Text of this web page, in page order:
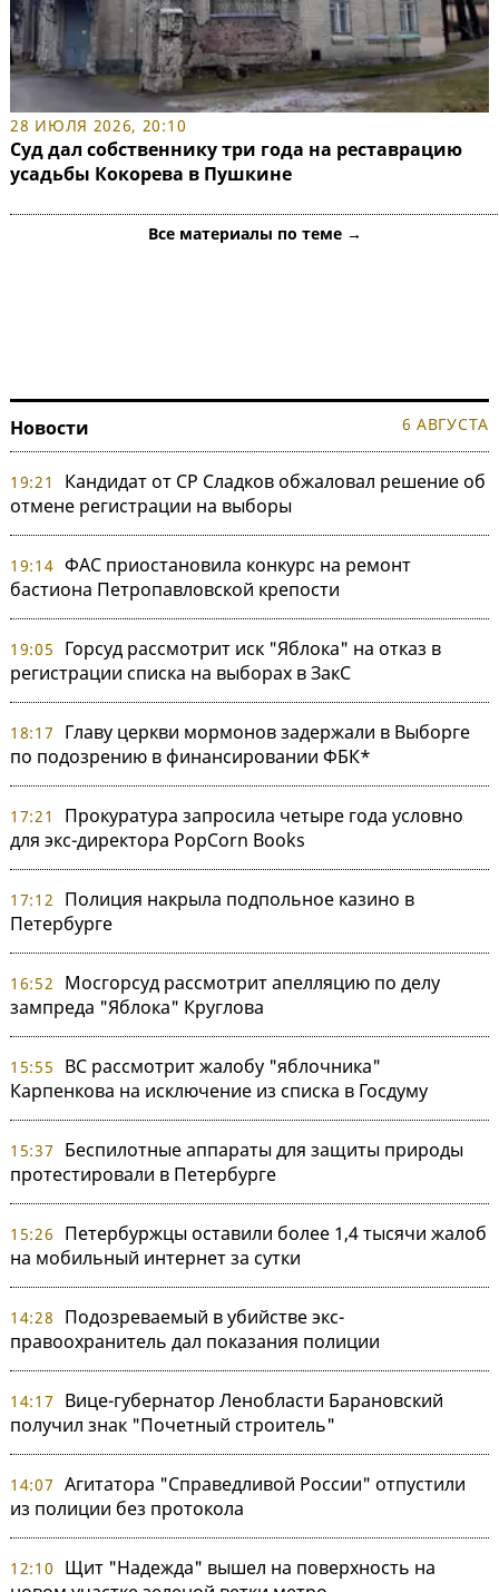
28 ИЮЛЯ 2026, 20:10
Суд дал собственнику три года на реставрацию
усадьбы Кокорева в Пушкине
Все материалы по теме →
Новости 6 АВГУСТА
19:21
Кандидат от СР Сладков обжаловал решение об
отмене регистрации на выборы
19:14 ФАС приостановила конкурс на ремонт
бастиона Петропавловской крепости
19:05
Горсуд рассмотрит иск "Яблока" на отказ в
регистрации списка на выборах в ЗакС
18:17
Главу церкви мормонов задержали в Выборге
по подозрению в финансировании ФБК*
17:21
Прокуратура запросила четыре года условно
для экс-директора PopCorn Books
17:12
Полиция накрыла подпольное казино в
Петербурге
16:52
Мосгорсуд рассмотрит апелляцию по делу
зампреда "Яблока" Круглова
15:55
ВС рассмотрит жалобу "яблочника"
Карпенкова на исключение из списка в Госдуму
15:37
Беспилотные аппараты для защиты природы
протестировали в Петербурге
15:26
Петербуржцы оставили более 1,4 тысячи жалоб
на мобильный интернет за сутки
14:28
Подозреваемый в убийстве экс-
правоохранитель дал показания полиции
14:17
Вице-губернатор Ленобласти Барановский
получил знак "Почетный строитель"
14:07 Агитатора "Справедливой России" отпустили
из полиции без протокола
12:10
Щит "Надежда" вышел на поверхность на